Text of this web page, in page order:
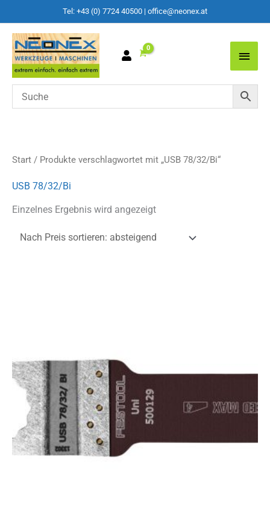
Tel: +43 (0) 7724 40500 | office@neonex.at
Main
Start / Produkte verschlagwortet mit „USB 78/32/Bi“
USB 78/32/Bi
Einzelnes Ergebnis wird angezeigt